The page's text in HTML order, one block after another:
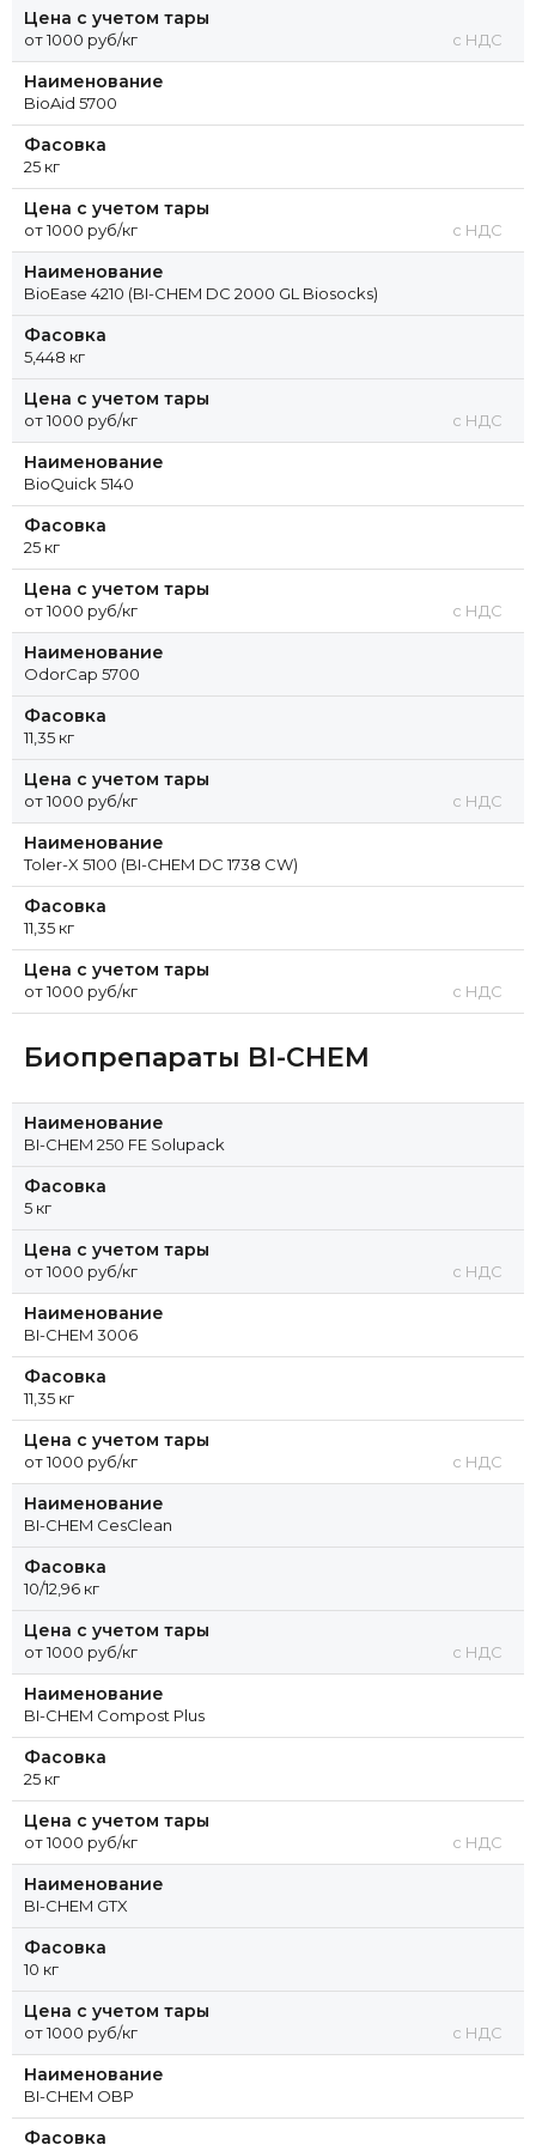
Цена с учетом тары
от 1000 руб/кг с НДС
Наименование
BioAid 5700
Фасовка
25 кг
Цена с учетом тары
от 1000 руб/кг с НДС
Наименование
BioEase 4210 (BI-CHEM DC 2000 GL Biosocks)
Фасовка
5,448 кг
Цена с учетом тары
от 1000 руб/кг с НДС
Наименование
BioQuick 5140
Фасовка
25 кг
Цена с учетом тары
от 1000 руб/кг с НДС
Наименование
OdorCap 5700
Фасовка
11,35 кг
Цена с учетом тары
от 1000 руб/кг с НДС
Наименование
Toler-X 5100 (BI-CHEM DC 1738 CW)
Фасовка
11,35 кг
Цена с учетом тары
от 1000 руб/кг с НДС
Биопрепараты BI-CHEM
Наименование
BI-CHEM 250 FE Solupack
Фасовка
5 кг
Цена с учетом тары
от 1000 руб/кг с НДС
Наименование
BI-CHEM 3006
Фасовка
11,35 кг
Цена с учетом тары
от 1000 руб/кг с НДС
Наименование
BI-CHEM CesClean
Фасовка
10/12,96 кг
Цена с учетом тары
от 1000 руб/кг с НДС
Наименование
BI-CHEM Compost Plus
Фасовка
25 кг
Цена с учетом тары
от 1000 руб/кг с НДС
Наименование
BI-CHEM GTX
Фасовка
10 кг
Цена с учетом тары
от 1000 руб/кг с НДС
Наименование
BI-CHEM OBP
Фасовка